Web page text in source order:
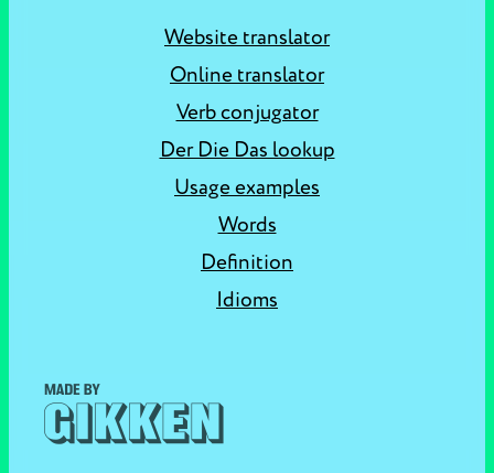
Website translator
Online translator
Verb conjugator
Der Die Das lookup
Usage examples
Words
Definition
Idioms